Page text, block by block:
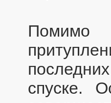
Помимо
спуске.